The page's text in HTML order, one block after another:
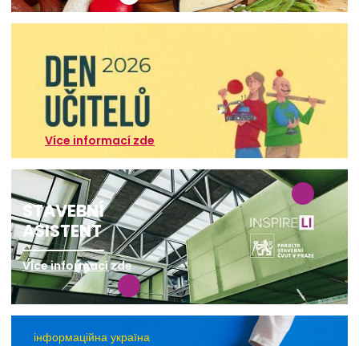
Více informací zde
STAVEBNÍ
ASISTENT
Více informací zde
інформаційна україна